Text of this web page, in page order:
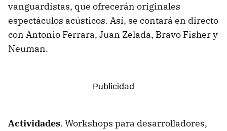
vanguardistas, que ofrecerán originales
espectáculos acústicos. Así, se contará en directo
con Antonio Ferrara, Juan Zelada, Bravo Fisher y
Neuman.
Actividades. Workshops para desarrolladores,